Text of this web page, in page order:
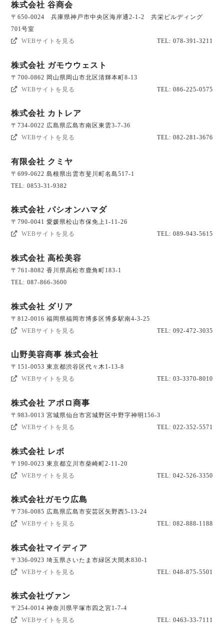
株式会社 谷商会
〒650-0024 兵庫県神戸市中央区海岸通2-1-2 共栄ビルディング
701号室
WEBサイトを見る
TEL: 078-391-3211
株式会社 ガモウウェスト
〒700-0862 岡山県岡山市北区清輝本町8-13
WEBサイトを見る
TEL: 086-225-0575
株式会社 カトレア
〒734-0022 広島県広島市南区東雲3-7-36
WEBサイトを見る
TEL: 082-281-3676
有限会社 クミヤ
〒699-0622 島根県出雲市斐川町名島517-1
TEL: 0853-31-9382
株式会社 パシオンハマダ
〒790-0041 愛媛県松山市保免上1-11-26
WEBサイトを見る
TEL: 089-943-5615
株式会社 高松美容
〒761-8082 香川県高松市鹿角町183-1
TEL: 087-866-3600
株式会社 ダリア
〒812-0016 福岡県福岡市博多区博多駅南4-3-25
WEBサイトを見る
TEL: 092-472-3035
山野美容商事 株式会社
〒151-0053 東京都渋谷区代々木1-13-8
WEBサイトを見る
TEL: 03-3370-8010
株式会社 アポロ商事
〒983-0013 宮城県仙台市宮城野区中野字神明156-3
WEBサイトを見る
TEL: 022-352-5571
株式会社 レボ
〒190-0023 東京都立川市柴崎町2-11-20
WEBサイトを見る
TEL: 042-526-3350
株式会社ガモウ広島
〒736-0085 広島県広島市安芸区矢野西5-13-24
WEBサイトを見る
TEL: 082-888-1188
株式会社マイディア
〒336-0923 埼玉県さいたま市緑区大間木830-1
WEBサイトを見る
TEL: 048-875-5501
株式会社ヴァン
〒254-0014 神奈川県平塚市四之宮1-7-4
WEBサイトを見る
TEL: 0463-33-7111